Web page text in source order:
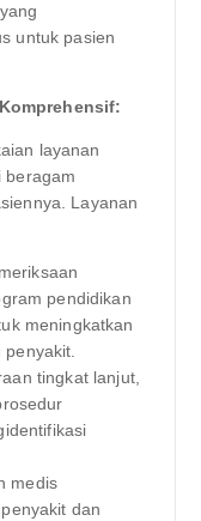
untuk pasien
layanan
beragam
Layanan
pendidikan
meningkatkan
penyakit.
tingkat lanjut,
medis
dan